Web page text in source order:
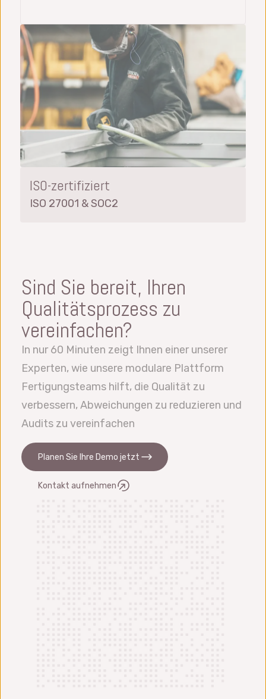
ISO-zertifiziert
ISO 27001 & SOC2
Sind Sie bereit, Ihren
Qualitätsprozess zu
vereinfachen?
In nur 60 Minuten zeigt Ihnen einer unserer
Experten, wie unsere modulare Plattform
Fertigungsteams hilft, die Qualität zu
verbessern, Abweichungen zu reduzieren und
Audits zu vereinfachen
Planen Sie Ihre Demo jetzt
Kontakt aufnehmen